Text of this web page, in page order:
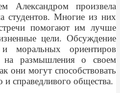
Александром произвела
студентов. Многие из них
помогают им лучше
цели. Обсуждение
моральных ориентиров
на размышления о своем
они могут способствовать
справедливого общества.